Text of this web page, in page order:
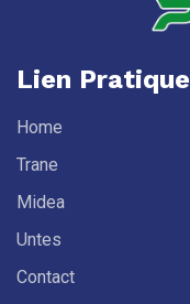
Lien Pratique
Home
Trane
Midea
Untes
Contact